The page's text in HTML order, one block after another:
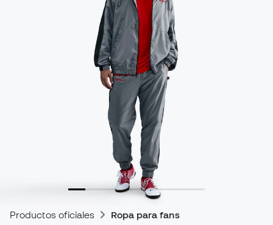
Productos oficiales Ropa para fans